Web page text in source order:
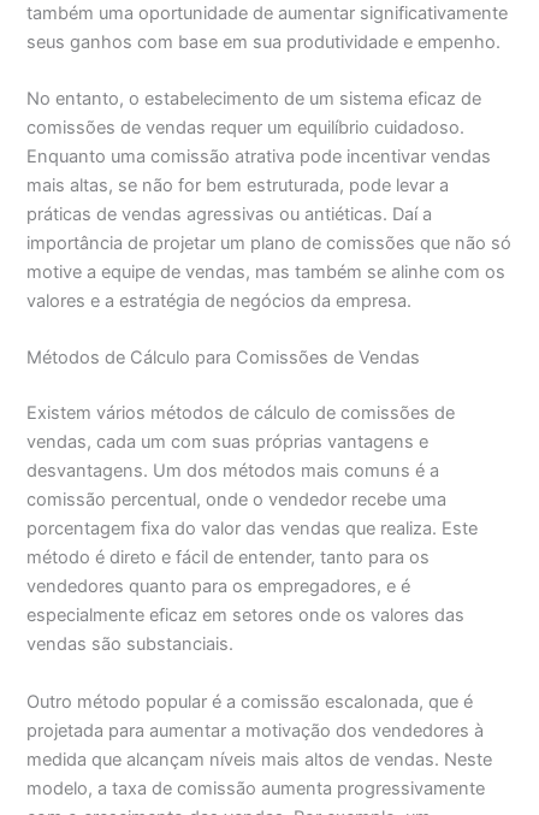
também uma oportunidade de aumentar significativamente
seus ganhos com base em sua produtividade e empenho.
No entanto, o estabelecimento de um sistema eficaz de
comissões de vendas requer um equilíbrio cuidadoso.
Enquanto uma comissão atrativa pode incentivar vendas
mais altas, se não for bem estruturada, pode levar a
práticas de vendas agressivas ou antiéticas. Daí a
importância de projetar um plano de comissões que não só
motive a equipe de vendas, mas também se alinhe com os
valores e a estratégia de negócios da empresa.
Métodos de Cálculo para Comissões de Vendas
Existem vários métodos de cálculo de comissões de
vendas, cada um com suas próprias vantagens e
desvantagens. Um dos métodos mais comuns é a
comissão percentual, onde o vendedor recebe uma
porcentagem fixa do valor das vendas que realiza. Este
método é direto e fácil de entender, tanto para os
vendedores quanto para os empregadores, e é
especialmente eficaz em setores onde os valores das
vendas são substanciais.
Outro método popular é a comissão escalonada, que é
projetada para aumentar a motivação dos vendedores à
medida que alcançam níveis mais altos de vendas. Neste
modelo, a taxa de comissão aumenta progressivamente